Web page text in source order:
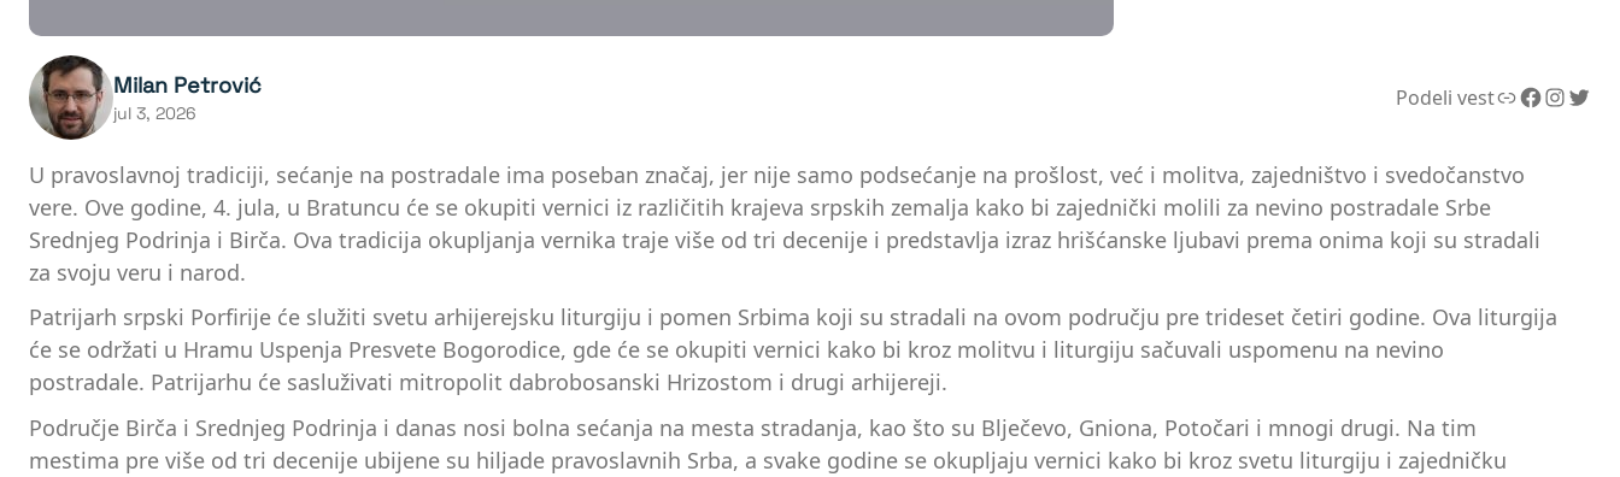
Milan Petrović
jul 3, 2026
Podeli vestLink Facebook InstagramTwitter
U pravoslavnoj tradiciji, sećanje na postradale ima poseban značaj, jer nije samo podsećanje na prošlost, već i molitva, zajedništvo i svedočanstvo
vere. Ove godine, 4. jula, u Bratuncu će se okupiti vernici iz različitih krajeva srpskih zemalja kako bi zajednički molili za nevino postradale Srbe
Srednjeg Podrinja i Birča. Ova tradicija okupljanja vernika traje više od tri decenije i predstavlja izraz hrišćanske ljubavi prema onima koji su stradali
za svoju veru i narod.
Patrijarh srpski Porfirije će služiti svetu arhijerejsku liturgiju i pomen Srbima koji su stradali na ovom području pre trideset četiri godine. Ova liturgija
će se održati u Hramu Uspenja Presvete Bogorodice, gde će se okupiti vernici kako bi kroz molitvu i liturgiju sačuvali uspomenu na nevino
postradale. Patrijarhu će sasluživati mitropolit dabrobosanski Hrizostom i drugi arhijereji.
Područje Birča i Srednjeg Podrinja i danas nosi bolna sećanja na mesta stradanja, kao što su Blječevo, Gniona, Potočari i mnogi drugi. Na tim
mestima pre više od tri decenije ubijene su hiljade pravoslavnih Srba, a svake godine se okupljaju vernici kako bi kroz svetu liturgiju i zajedničku